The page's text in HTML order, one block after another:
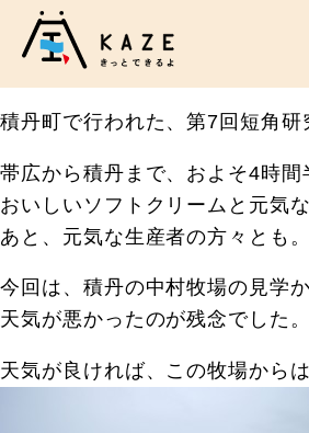
積丹町で行われた、第7回短角
帯広から積丹まで、およそ4時
おいしいソフトクリームと元気
あと、元気な生産者の方々とも。
今回は、積丹の中村牧場の見学
天気が悪かったのが残念でした。
天気が良ければ、この牧場から